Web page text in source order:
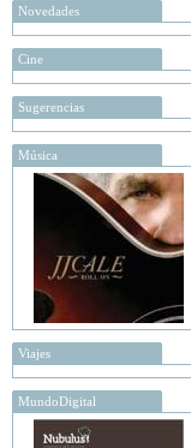
Novedades
Cine
Sugerencias
Música
Viajes
MundoDigital